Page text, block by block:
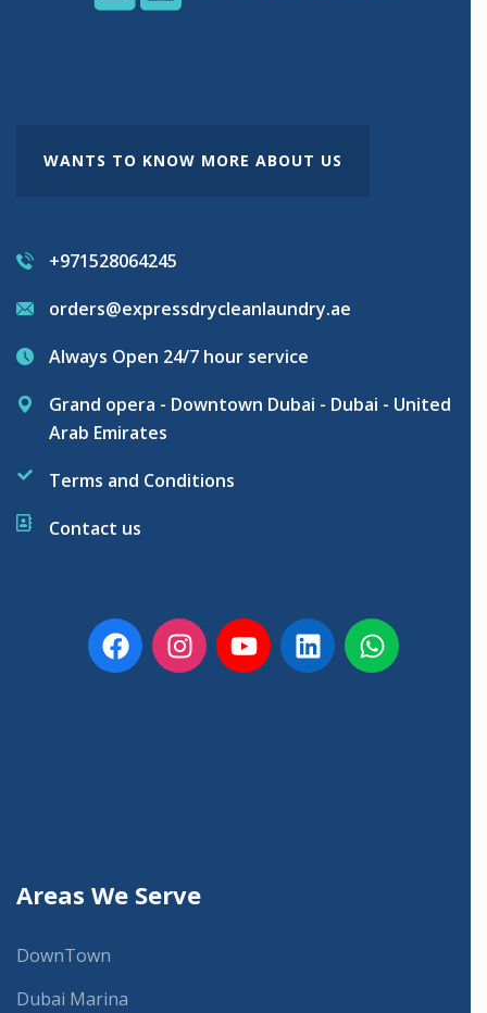
WANTS TO KNOW MORE ABOUT US
+971528064245
orders@expressdrycleanlaundry.ae
Always Open 24/7 hour service
Grand opera - Downtown Dubai - Dubai - United
Arab Emirates
Terms and Conditions
Contact us
Areas We Serve
DownTown
Dubai Marina